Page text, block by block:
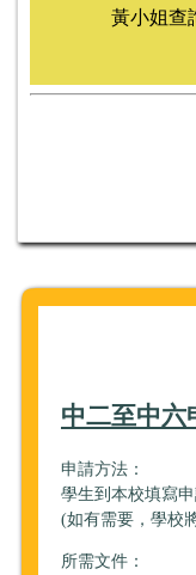
黃小姐查
中二至中六
申請方法：
學生到本校填寫
(如有需要，學校
所需文件：